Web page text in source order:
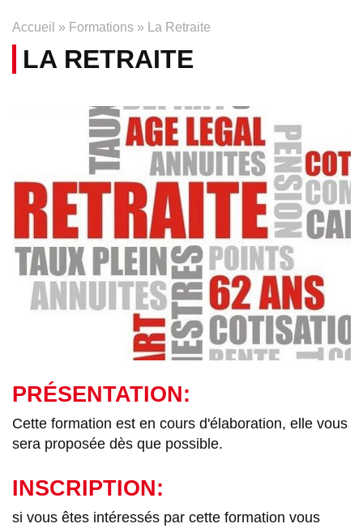
Accueil » Formations » La Retraite
LA RETRAITE
PRÉSENTATION:
Cette formation est en cours d'élaboration, elle vous
sera proposée dès que possible.
INSCRIPTION:
si vous êtes intéressés par cette formation vous